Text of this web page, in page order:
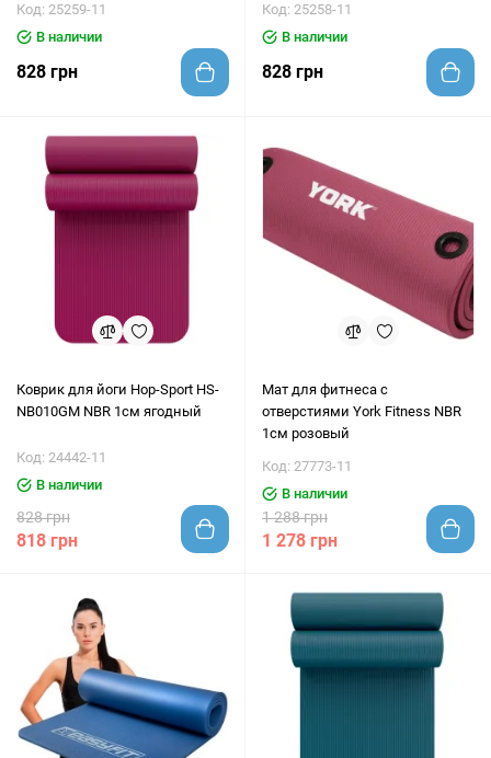
Код: 25259-11
В наличии
828 грн
Код: 25258-11
В наличии
828 грн
Коврик для йоги Hop-Sport HS-
NB010GM NBR 1см ягодный
Код: 24442-11
В наличии
828 грн
818 грн
Мат для фитнеса с
отверстиями York Fitness NBR
1см розовый
Код: 27773-11
В наличии
1 288 грн
1 278 грн